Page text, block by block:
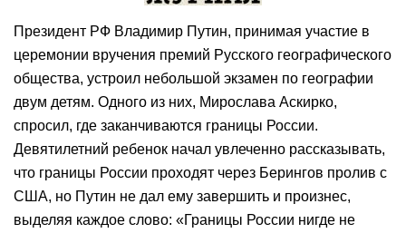
Президент РФ Владимир Путин, принимая участие в
церемонии вручения премий Русского географического
общества, устроил небольшой экзамен по географии
двум детям. Одного из них, Мирослава Аскирко,
спросил, где заканчиваются границы России.
Девятилетний ребенок начал увлеченно рассказывать,
что границы России проходят через Берингов пролив с
США, но Путин не дал ему завершить и произнес,
выделяя каждое слово: «Границы России нигде не